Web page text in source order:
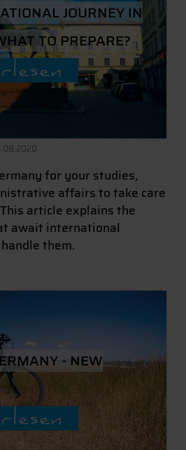
JOURNEY IN
TO PREPARE?
for your studies,
affairs to take care
article explains the
await international
them.
- NEW